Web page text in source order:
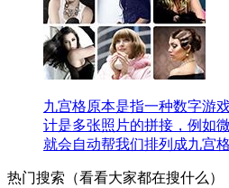
九宫格原本是指一种数字游
计是多张照片的拼接，例如
就会自动帮我们排列成九宫
热门搜索 （看看大家都在搜什么）